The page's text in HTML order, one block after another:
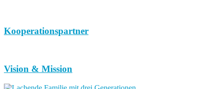
Kooperationspartner
Vision & Mission